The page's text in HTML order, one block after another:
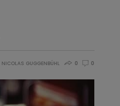
NICOLAS GUGGENBÜHL 0 0